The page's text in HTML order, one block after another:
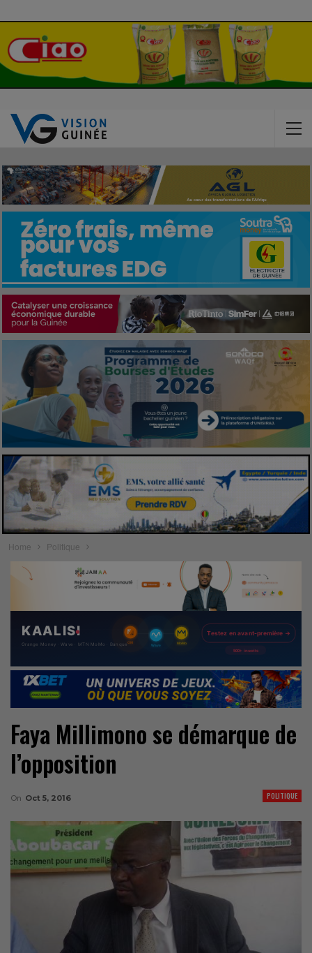
Home Politique
Faya Millimono se démarque de
l’opposition
POLITIQUE
On Oct 5, 2016